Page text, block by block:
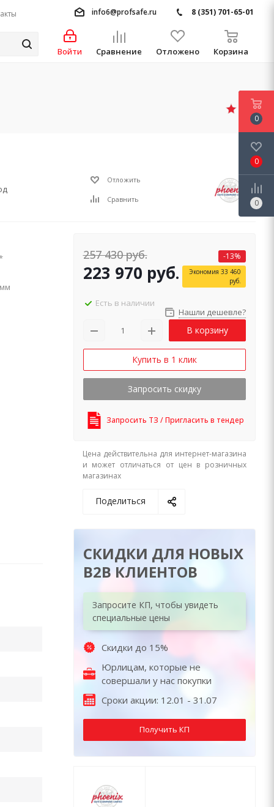
info6@profsafe.ru 8 (351) 701-65-01
Войти Сравнение Отложено Корзина
Отложить
Сравнить
257 430руб.
223 970 руб.
-13%
Экономия 33 460
руб.
Есть в наличии
Нашли дешевле?
В корзину
Купить в 1 клик
Запросить скидку
Запросить ТЗ / Пригласить в тендер
Цена действительна для интернет-магазина
и может отличаться от цен в розничных
магазинах
Поделиться
СКИДКИ ДЛЯ НОВЫХ
B2B КЛИЕНТОВ
Запросите КП, чтобы увидеть
специальные цены
Скидки до 15%
Юрлицам, которые не
совершали у нас покупки
Сроки акции: 12.01 - 31.07
Получить КП
0
0
0